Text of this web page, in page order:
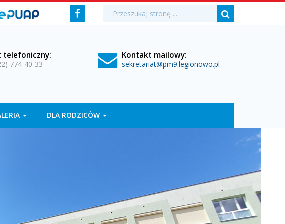
Media
społecznościowe
FacebookWyszukiwarka
Formularz
wyszukiwania
Wyszukiwana
fraza:
Szukaj
telefoniczny:
774-40-33
Kontakt mailowy:
sekretariat@pm9.legionowo.pl
DLA RODZICÓW